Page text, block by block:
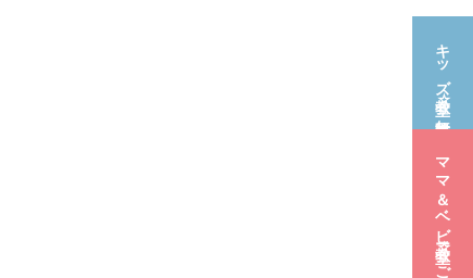
キッズ教室☆無料体験
ママ＆ベビー教室☆ご予約